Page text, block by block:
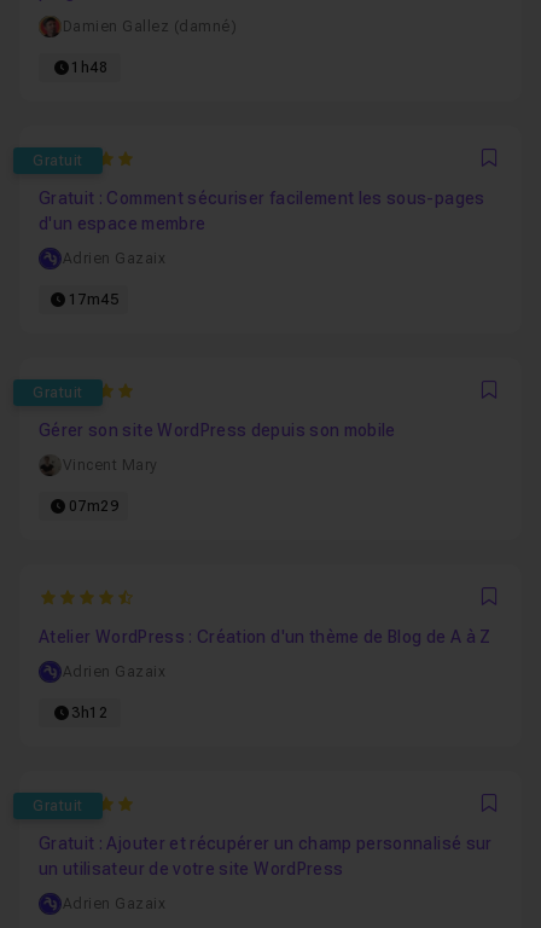
Damien Gallez (damné)
1h48
Gratuit
5
Gratuit : Comment sécuriser facilement les sous-pages
d'un espace membre
Adrien Gazaix
17m45
Gratuit
5
Gérer son site WordPress depuis son mobile
Vincent Mary
07m29
4.8
Atelier WordPress : Création d'un thème de Blog de A à Z
Adrien Gazaix
3h12
Gratuit
5
Gratuit : Ajouter et récupérer un champ personnalisé sur
un utilisateur de votre site WordPress
Adrien Gazaix